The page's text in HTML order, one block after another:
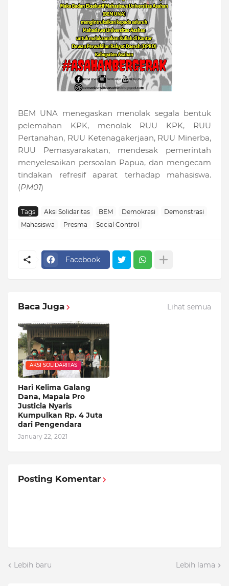
BEM UNA menegaskan menolak segala bentuk
pelemahan KPK, menolak RUU KPK, RUU
Pertanahan, RUU Ketenagakerjaan, RUU Minerba,
RUU Pemasyarakatan, mendesak pemerintah
menyelesaikan persoalan Papua, dan mengecam
tindakan refresif aparat terhadap mahasiswa.
(PM01)
Tags Aksi Solidaritas BEM Demokrasi
Demonstrasi
Mahasiswa
Presma Social Control
Facebook
Baca Juga Lihat semua
AKSI SOLIDARITAS
Hari Kelima Galang
Dana, Mapala Pro
Justicia Nyaris
Kumpulkan Rp. 4 Juta
dari Pengendara
January 22, 2021
Posting Komentar
Lebih baru Lebih lama